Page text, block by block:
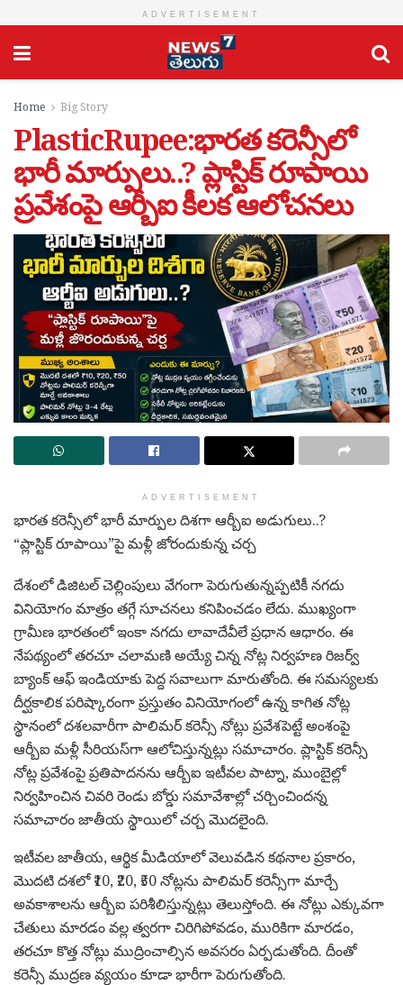
ADVERTISEMENT
Home Big Story
PlasticRupee:భారత కరెన్సీలో
భారీ మార్పులు..? ప్లాస్టిక్ రూపాయి
ప్రవేశంపై ఆర్బీఐ కీలక ఆలోచనలు
ADVERTISEMENT
భారత కరెన్సీలో భారీ మార్పుల దిశగా ఆర్బీఐ అడుగులు..?
“ప్లాస్టిక్ రూపాయి”పై మళ్లీ జోరందుకున్న చర్చ
దేశంలో డిజిటల్ చెల్లింపులు వేగంగా పెరుగుతున్నప్పటికీ నగదు
వినియోగం మాత్రం తగ్గే సూచనలు కనిపించడం లేదు. ముఖ్యంగా
గ్రామీణ భారతంలో ఇంకా నగదు లావాదేవీలే ప్రధాన ఆధారం. ఈ
నేపథ్యంలో తరచూ చలామణి అయ్యే చిన్న నోట్ల నిర్వహణ రిజర్వ్
బ్యాంక్ ఆఫ్ ఇండియాకు పెద్ద సవాలుగా మారుతోంది. ఈ సమస్యలకు
దీర్ఘకాలిక పరిష్కారంగా ప్రస్తుతం వినియోగంలో ఉన్న కాగిత నోట్ల
స్థానంలో దశలవారీగా పాలిమర్ కరెన్సీ నోట్లు ప్రవేశపెట్టే అంశంపై
ఆర్బీఐ మళ్లీ సీరియస్‌గా ఆలోచిస్తున్నట్లు సమాచారం. ప్లాస్టిక్ కరెన్సీ
నోట్ల ప్రవేశంపై ప్రతిపాదనను ఆర్బీఐ ఇటీవల పాట్నా, ముంబైల్లో
నిర్వహించిన చివరి రెండు బోర్డు సమావేశాల్లో చర్చించిందన్న
సమాచారం జాతీయ స్థాయిలో చర్చ మొదలైంది.
ఇటీవల జాతీయ, ఆర్థిక మీడియాలో వెలువడిన కథనాల ప్రకారం,
మొదటి దశలో ₹10, ₹20, ₹50 నోట్లను పాలిమర్ కరెన్సీగా మార్చే
అవకాశాలను ఆర్బీఐ పరిశీలిస్తున్నట్లు తెలుస్తోంది. ఈ నోట్లు ఎక్కువగా
చేతులు మారడం వల్ల త్వరగా చిరిగిపోవడం, మురికిగా మారడం,
తరచూ కొత్త నోట్లు ముద్రించాల్సిన అవసరం ఏర్పడుతోంది. దీంతో
కరెన్సీ ముద్రణ వ్యయం కూడా భారీగా పెరుగుతోంది.